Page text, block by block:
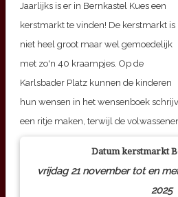
Jaarlijks is er in Bernkastel Kues een
kerstmarkt te vinden! De kerstmarkt is
niet heel groot maar wel gemoedelijk
met zo'n 40 kraampjes. Op de
Karlsbader Platz kunnen de kinderen
hun wensen in het wensenboek
een ritje maken, terwijl de
Datum kerstmarkt
vrijdag 21 november tot en
2025